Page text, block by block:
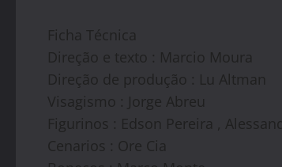
Ficha Técnica
Direção e texto : Marcio Moura
Direção de produção : Lu Altman
Visagismo : Jorge Abreu
Figurinos : Edson Pereira ,
Cenarios : Ore Cia